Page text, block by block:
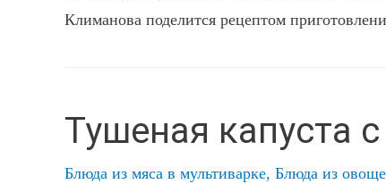
Климанова поделится рецептом
Тушеная капуста
Блюда из мяса в мультиварке, Блюда из